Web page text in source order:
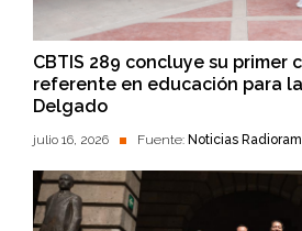
CBTIS 289 concluye su primer
referente en educación para
Delgado
julio 16, 2026 Fuente: Noticias